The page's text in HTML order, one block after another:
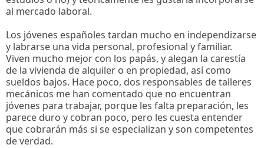
al mercado laboral.
Los jóvenes españoles tardan mucho en independizarse
y labrarse una vida personal, profesional y familiar.
Viven mucho mejor con los papás, y alegan la carestía
de la vivienda de alquiler o en propiedad, así como
sueldos bajos. Hace poco, dos responsables de talleres
mecánicos me han comentado que no encuentran
jóvenes para trabajar, porque les falta preparación, les
parece duro y cobran poco, pero les cuesta entender
que cobrarán más si se especializan y son competentes
de verdad.